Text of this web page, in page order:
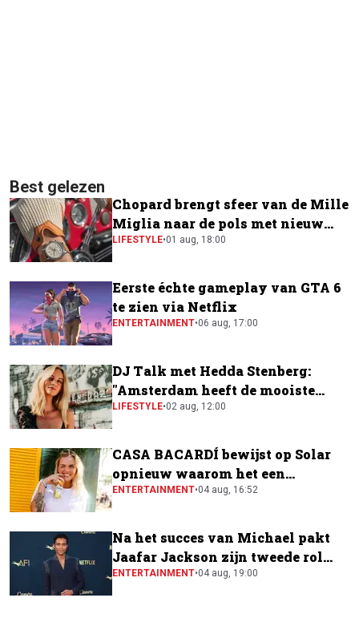
Best gelezen
Chopard brengt sfeer van de Mille
Miglia naar de pols met nieuw
horloge
LIFESTYLE•01 aug, 18:00
Eerste échte gameplay van GTA 6
te zien via Netflix
ENTERTAINMENT•06 aug, 17:00
DJ Talk met Hedda Stenberg:
"Amsterdam heeft de mooiste
festivalscene van Europa"
LIFESTYLE•02 aug, 12:00
CASA BACARDÍ bewijst op Solar
opnieuw waarom het een
festivalfavoriet is
ENTERTAINMENT•04 aug, 16:52
Na het succes van Michael pakt
Jaafar Jackson zijn tweede rol
naast Will Smith
ENTERTAINMENT•04 aug, 19:00